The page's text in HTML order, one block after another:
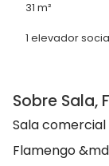
31 m²
1 elevador
Sobre Sala,
Sala
Flamengo